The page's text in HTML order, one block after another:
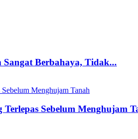
Berbahaya, Tidak...
Sebelum Menghujam